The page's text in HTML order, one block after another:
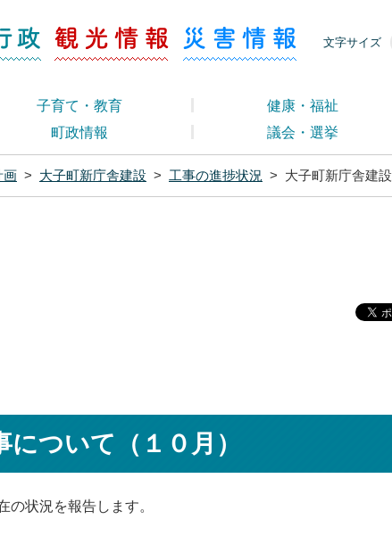
くらし・行政
文字サイズ
くらし・行政 観光情報 災害情報
子育て・教育 健康・福祉
町政情報 議会・選挙
画 > 大子町新庁舎建設 > 工事の進捗状況 > 大子町新庁舎建
ついて（１０月）
状況を報告します。